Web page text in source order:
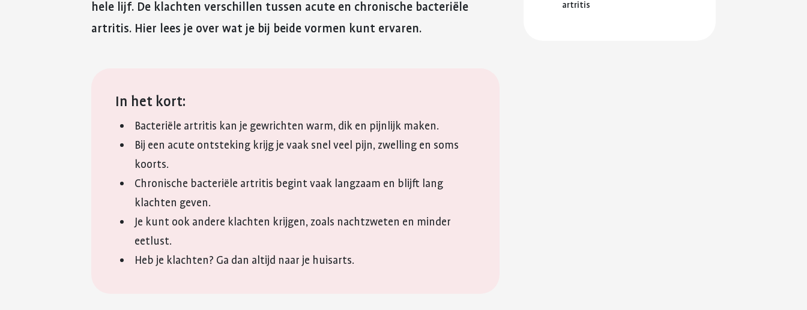
gaan.
Kinderwens en zwangerschap
Jong en reuma
hele lijf. De klachten verschillen tussen acute en chronische bacteriële
artritis. Hier lees je over wat je bij beide vormen kunt ervaren.
In het kort:
Bacteriële artritis kan je gewrichten warm, dik en pijnlijk maken.
Bij een acute ontsteking krijg je vaak snel veel pijn, zwelling en soms
koorts.
Chronische bacteriële artritis begint vaak langzaam en blijft lang
klachten geven.
Je kunt ook andere klachten krijgen, zoals nachtzweten en minder
eetlust.
Heb je klachten? Ga dan altijd naar je huisarts.
artritis